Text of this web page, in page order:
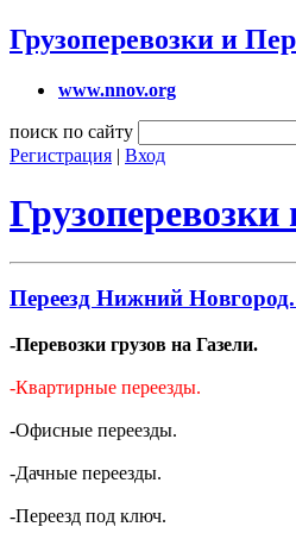
Грузоперевозки и
www.nnov.org
поиск по сайту
Регистрация | Вход
Переезд Нижний
-Перевозки грузов на Газели.
-Квартирные переезды.
-Офисные переезды.
-Дачные переезды.
-Переезд под ключ.